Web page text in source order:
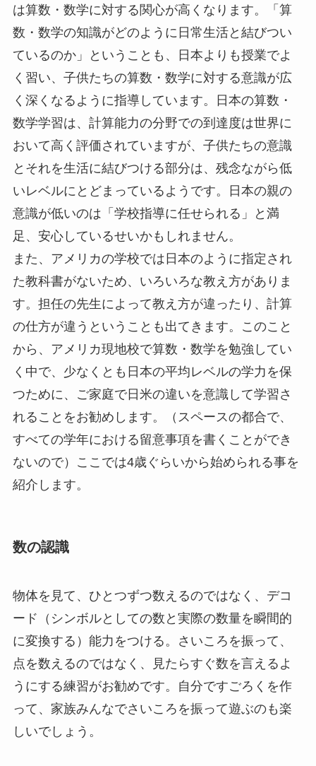
は算数・数学に対する関心が高くなります。「算
数・数学の知識がどのように日常生活と結びつい
ているのか」ということも、日本よりも授業でよ
く習い、子供たちの算数・数学に対する意識が広
く深くなるように指導しています。日本の算数・
数学学習は、計算能力の分野での到達度は世界に
おいて高く評価されていますが、子供たちの意識
とそれを生活に結びつける部分は、残念ながら低
いレベルにとどまっているようです。日本の親の
意識が低いのは「学校指導に任せられる」と満
足、安心しているせいかもしれません。
また、アメリカの学校では日本のように指定され
た教科書がないため、いろいろな教え方がありま
す。担任の先生によって教え方が違ったり、計算
の仕方が違うということも出てきます。このこと
から、アメリカ現地校で算数・数学を勉強してい
く中で、少なくとも日本の平均レベルの学力を保
つために、ご家庭で日米の違いを意識して学習さ
れることをお勧めします。（スペースの都合で、
すべての学年における留意事項を書くことができ
ないので）ここでは4歳ぐらいから始められる事を
紹介します。
数の認識
物体を見て、ひとつずつ数えるのではなく、デコ
ード（シンボルとしての数と実際の数量を瞬間的
に変換する）能力をつける。さいころを振って、
点を数えるのではなく、見たらすぐ数を言えるよ
うにする練習がお勧めです。自分ですごろくを作
って、家族みんなでさいころを振って遊ぶのも楽
しいでしょう。